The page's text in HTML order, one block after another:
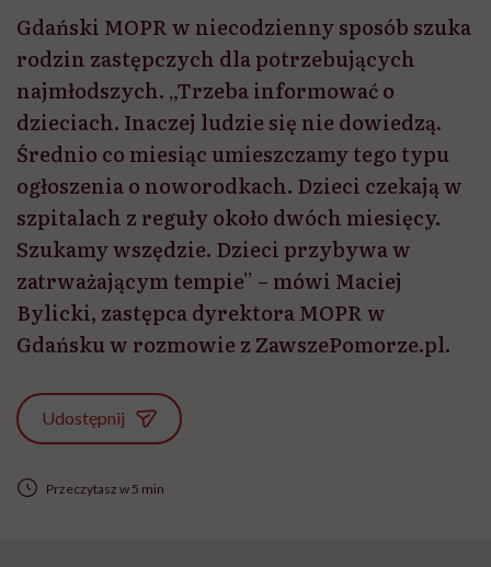
Gdański MOPR w niecodzienny sposób szuka
rodzin zastępczych dla potrzebujących
najmłodszych. „Trzeba informować o
dzieciach. Inaczej ludzie się nie dowiedzą.
Średnio co miesiąc umieszczamy tego typu
ogłoszenia o noworodkach. Dzieci czekają w
szpitalach z reguły około dwóch miesięcy.
Szukamy wszędzie. Dzieci przybywa w
zatrważającym tempie” – mówi Maciej
Bylicki, zastępca dyrektora MOPR w
Gdańsku w rozmowie z ZawszePomorze.pl.
Udostępnij
Przeczytasz w 5 min